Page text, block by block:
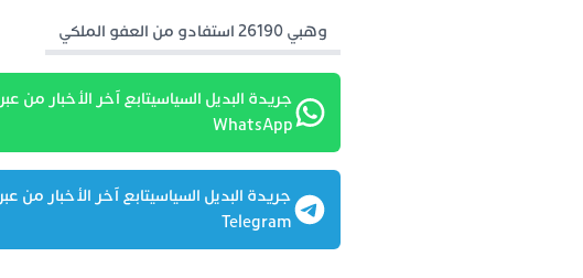
وهبي 26190 استفادو من العفو الملكي
جريدة البديل السياسيتابع آخر الأخبار من عبر
WhatsApp
جريدة البديل السياسيتابع آخر الأخبار من عبر
Telegram